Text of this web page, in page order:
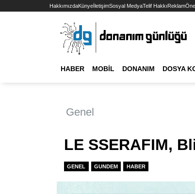
HakkımızdaKünyeİletişimSosyal MedyaTelif HakkıReklam
HABER MOBIL DONANIM DOSYA
Genel
LE SSERAFIM,
GENEL GUNDEM HABER